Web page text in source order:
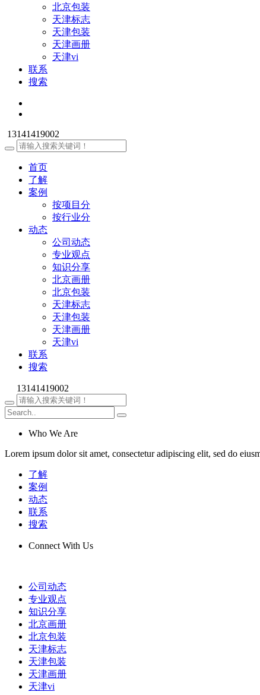
北京包装
天津标志
天津包装
天津画册
天津vi
联系
搜索
13141419002
首页
了解
案例
按项目分
按行业分
动态
公司动态
专业观点
知识分享
北京画册
北京包装
天津标志
天津包装
天津画册
天津vi
联系
搜索
13141419002
Who We Are
Lorem ipsum dolor sit amet, consectetur adipiscing elit, sed do
了解
案例
动态
联系
搜索
Connect With Us
公司动态
专业观点
知识分享
北京画册
北京包装
天津标志
天津包装
天津画册
天津vi